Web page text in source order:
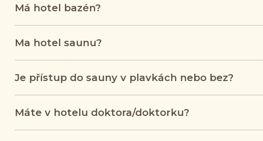
Má hotel bazén?
Ma hotel saunu?
Je přístup do sauny v plavkách nebo bez?
Máte v hotelu doktora/doktorku?